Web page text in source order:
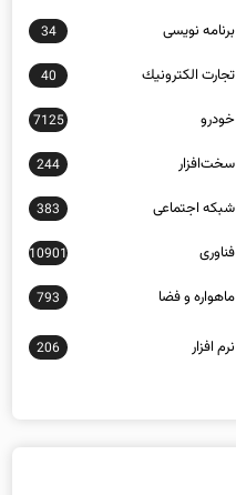
برنامه نويسی 34
تجارت الكترونيك 40
خودرو 7125
سخت‌افزار 244
شبكه اجتماعی 383
فناوری 10901
ماهواره و فضا 793
نرم افزار 206